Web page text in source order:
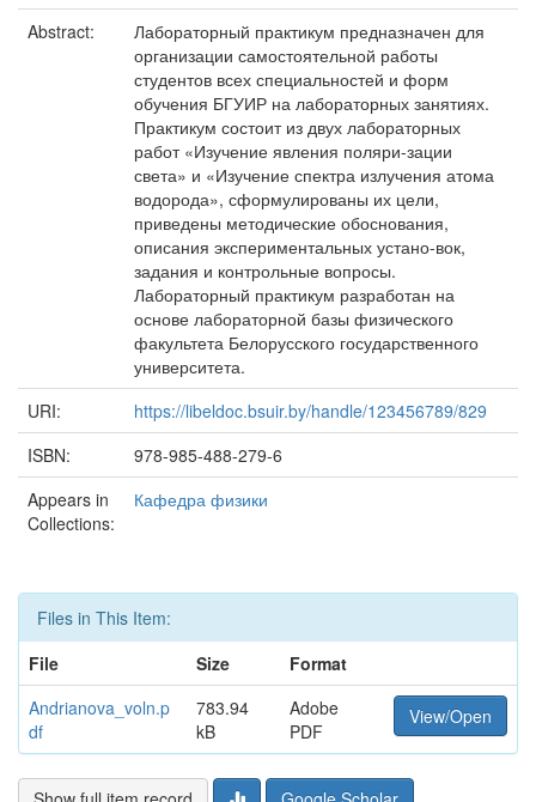
Abstract:
Лабораторный практикум предназначен для
организации самостоятельной работы
студентов всех специальностей и форм
обучения БГУИР на лабораторных занятиях.
Практикум состоит из двух лабораторных
работ «Изучение явления поляри-зации
света» и «Изучение спектра излучения атома
водорода», сформулированы их цели,
приведены методические обоснования,
описания экспериментальных устано-вок,
задания и контрольные вопросы.
Лабораторный практикум разработан на
основе лабораторной базы физического
факультета Белорусского государственного
университета.
URI:
https://libeldoc.bsuir.by/handle/123456789/829
ISBN:
978-985-488-279-6
Appears in
Collections:
Кафедра физики
Files in This Item:
File
Size
Format
Andrianova_voln.p
df
783.94
kB
Adobe
PDF
View/Open